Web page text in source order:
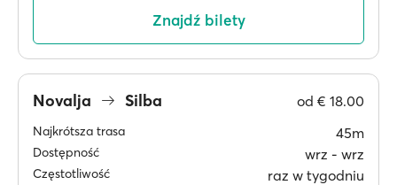
Znajdź bilety
Novalja Silba od € 18.00
Najkrótsza trasa 45m
Dostępność wrz ‐ wrz
Częstotliwość raz w tygodniu